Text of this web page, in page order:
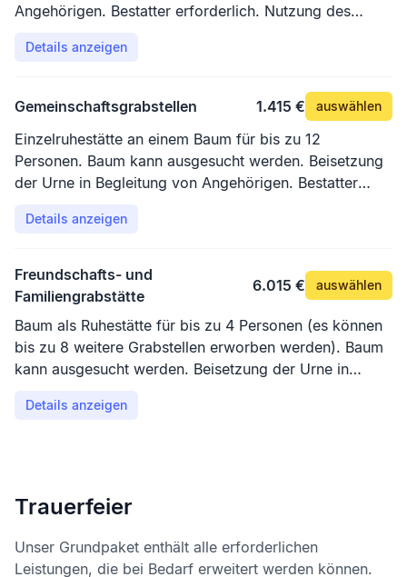
Angehörigen. Bestatter erforderlich. Nutzung des
Details anzeigen
Gemeinschaftsgrabstellen 1.415 € auswählen
Einzelruhestätte an einem Baum für bis zu 12
Personen. Baum kann ausgesucht werden. Beisetzung
der Urne in Begleitung von Angehörigen. Bestatter
Pavillons.
Details anzeigen
Freundschafts- und
Familiengrabstätte
6.015 € auswählen
Baum als Ruhestätte für bis zu 4 Personen (es können
bis zu 8 weitere Grabstellen erworben werden). Baum
kann ausgesucht werden. Beisetzung der Urne in
Nutzung des Andachtsplatzes oder des Pavillons.
Details anzeigen
Trauerfeier
Unser Grundpaket enthält alle erforderlichen
Leistungen, die bei Bedarf erweitert werden können.